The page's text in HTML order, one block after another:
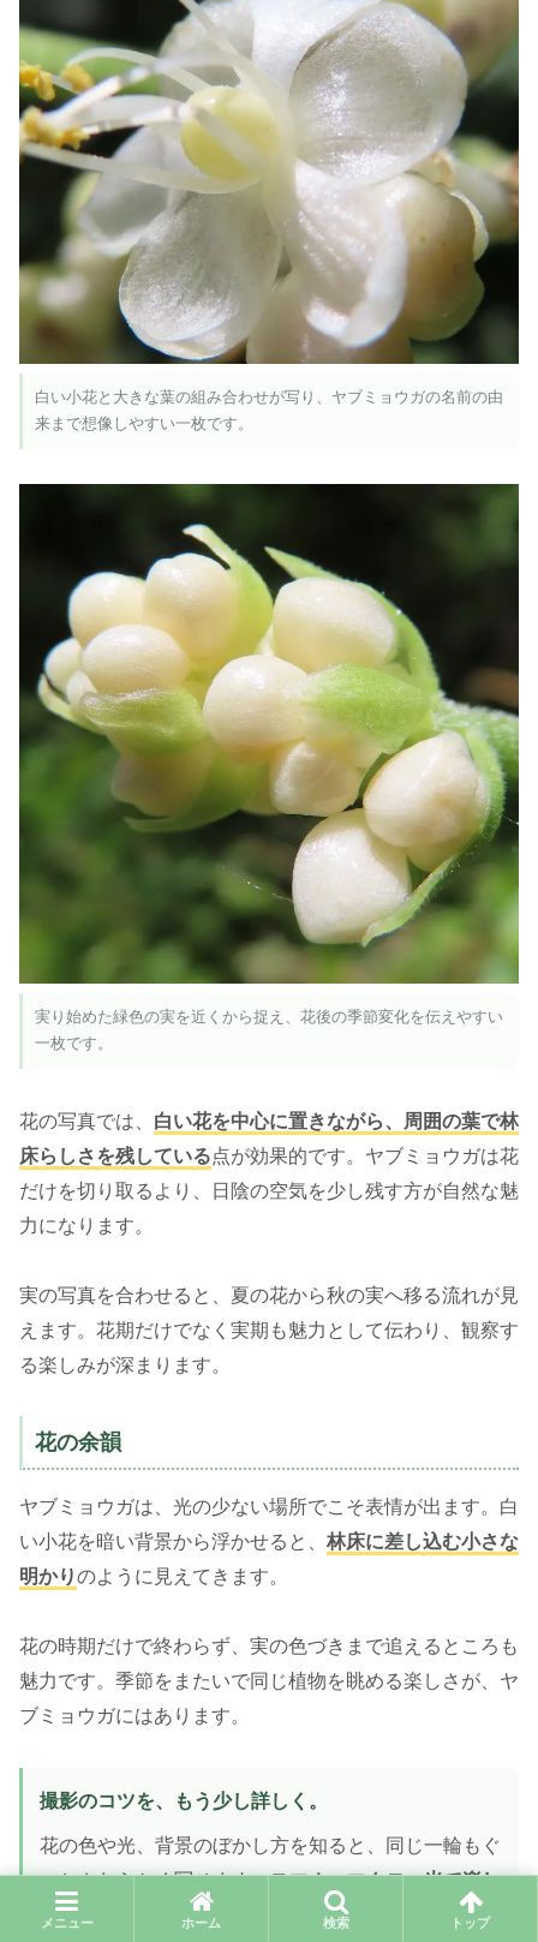
白い小花と大きな葉の組み合わせが写り、ヤブミョウガの名前の由
来まで想像しやすい一枚です。
実り始めた緑色の実を近くから捉え、花後の季節変化を伝えやすい
一枚です。
花の写真では、 白い花を中心に置きながら、周囲の葉で林
床らしさを残している点が効果的です。ヤブミョウガは花
だけを切り取るより、日陰の空気を少し残す方が自然な魅
力になります。
実の写真を合わせると、夏の花から秋の実へ移る流れが見
えます。花期だけでなく実期も魅力として伝わり、観察す
る楽しみが深まります。
花の余韻
ヤブミョウガは、光の少ない場所でこそ表情が出ます。白
い小花を暗い背景から浮かせると、 林床に差し込む小さな
明かりのように見えてきます。
花の時期だけで終わらず、実の色づきまで追えるところも
魅力です。季節をまたいで同じ植物を眺める楽しさが、ヤ
ブミョウガにはあります。
撮影のコツを、もう少し詳しく。
花の色や光、背景のぼかし方を知ると、同じ一輪もぐ
っとやわらかく写せます。スマホ・マクロ・光で楽し
む花の撮り方
は、花の撮り方ガイドにまとめていま
メニュー ホーム 検索 トップ